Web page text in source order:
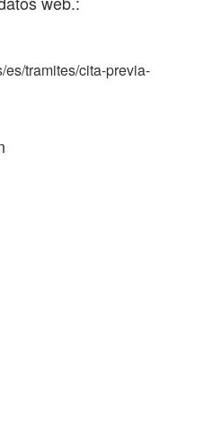
tramites/cita-previa-